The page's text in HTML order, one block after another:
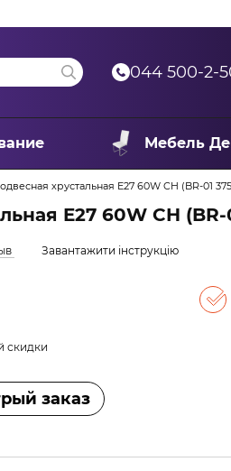
044 500-2-
Мебель
хрустальная E27 60W CH (BR-01
E27 60W CH (BR-
Завантажити інструкцію
скидки
заказ